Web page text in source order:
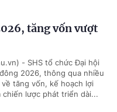
tăng vốn vượt
- SHS tổ chức Đại hội
2026, thông qua nhiều
tăng vốn, kế hoạch lợi
chiến lược phát triển dài...